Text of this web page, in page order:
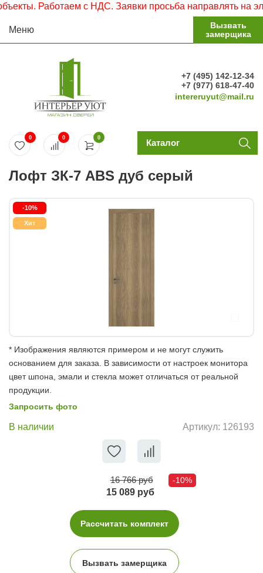
Работаем с НДС. Заявки просьба направлять на
Меню
Вызвать
замерщика
+7 (495) 142-12-34
+7 (977) 618-47-40
intereruyut@mail.ru
0
0 0 Каталог
Лофт ЗК-7 ABS дуб серый
-10%
Хит
* Изображения являются примером и не могут служить
основанием для заказа. В зависимости от настроек монитора
цвет шпона, эмали и стекла может отличаться от реальной
продукции.
Запросить фото
В наличии Артикул: 126193
16 766 руб -10%
15 089 руб
Рассчитать комплект
Вызвать замерщика